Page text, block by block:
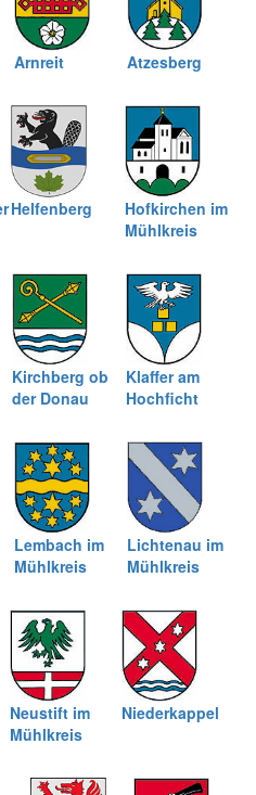
Arnreit Atzesberg
Helfenberg
Hofkirchen im
Mühlkreis
Kirchberg ob
der Donau
Klaffer am
Hochficht
Lembach im
Mühlkreis
Lichtenau im
Mühlkreis
Neustift im
Mühlkreis
Niederkappel